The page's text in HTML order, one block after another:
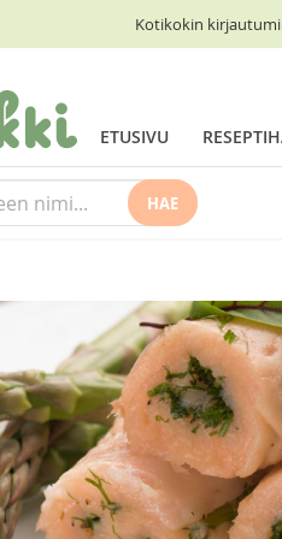
Kotikokin
ETUSIVU
HAE